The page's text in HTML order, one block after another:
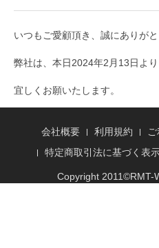
いつもご愛顧頂き、誠にありがと
弊社は、本日2024年2月13日よ
宜しくお願いたします。
会社概要 利用規約
特定商取引法に基づく表
Copyright 2011©RMT-